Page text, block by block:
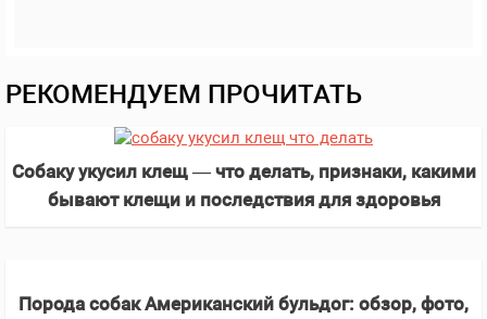
РЕКОМЕНДУЕМ ПРОЧИТАТЬ
Собаку укусил клещ — что делать, признаки, какими
бывают клещи и последствия для здоровья
Порода собак Американский бульдог: обзор, фото,